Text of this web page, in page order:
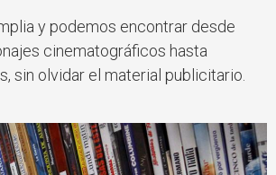
y podemos encontrar desde
cinematográficos hasta
sin olvidar el material publicitario.